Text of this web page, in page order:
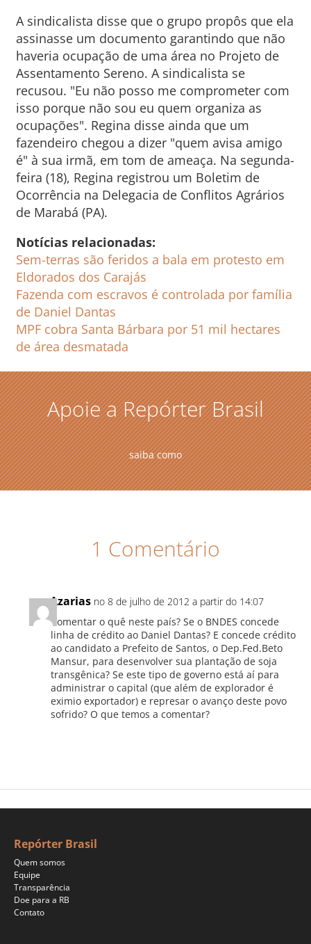
A sindicalista disse que o grupo propôs que ela
assinasse um documento garantindo que não
haveria ocupação de uma área no Projeto de
Assentamento Sereno. A sindicalista se
recusou. "Eu não posso me comprometer com
isso porque não sou eu quem organiza as
ocupações". Regina disse ainda que um
fazendeiro chegou a dizer "quem avisa amigo
é" à sua irmã, em tom de ameaça. Na segunda-
feira (18), Regina registrou um Boletim de
Ocorrência na Delegacia de Conflitos Agrários
de Marabá (PA).
Notícias relacionadas:
Sem-terras são feridos a bala em protesto em
Eldorados dos Carajás
Fazenda com escravos é controlada por família
de Daniel Dantas
MPF cobra Santa Bárbara por 51 mil hectares
de área desmatada
Apoie a Repórter Brasil
saiba como
1 Comentário
Azarias no 8 de julho de 2012 a partir do 14:07
Comentar o quê neste país? Se o BNDES concede
linha de crédito ao Daniel Dantas? E concede crédito
ao candidato a Prefeito de Santos, o Dep.Fed.Beto
Mansur, para desenvolver sua plantação de soja
transgênica? Se este tipo de governo está aí para
administrar o capital (que além de explorador é
eximio exportador) e represar o avanço deste povo
sofrido? O que temos a comentar?
Repórter Brasil
Quem somos
Equipe
Transparência
Doe para a RB
Contato